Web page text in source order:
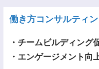
働き方コンサルティ
・チームビルディング
・エンゲージメント向